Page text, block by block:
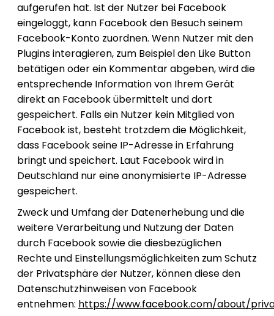
aufgerufen hat. Ist der Nutzer bei Facebook
eingeloggt, kann Facebook den Besuch seinem
Facebook-Konto zuordnen. Wenn Nutzer mit den
Plugins interagieren, zum Beispiel den Like Button
betätigen oder ein Kommentar abgeben, wird die
entsprechende Information von Ihrem Gerät
direkt an Facebook übermittelt und dort
gespeichert. Falls ein Nutzer kein Mitglied von
Facebook ist, besteht trotzdem die Möglichkeit,
dass Facebook seine IP-Adresse in Erfahrung
bringt und speichert. Laut Facebook wird in
Deutschland nur eine anonymisierte IP-Adresse
gespeichert.
Zweck und Umfang der Datenerhebung und die
weitere Verarbeitung und Nutzung der Daten
durch Facebook sowie die diesbezüglichen
Rechte und Einstellungsmöglichkeiten zum Schutz
der Privatsphäre der Nutzer, können diese den
Datenschutzhinweisen von Facebook
entnehmen: https://www.facebook.com/about/